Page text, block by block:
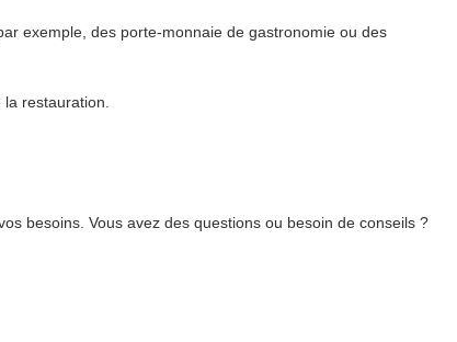
exemple, des porte-monnaie de gastronomie ou des
restauration.
besoins. Vous avez des questions ou besoin de conseils ?